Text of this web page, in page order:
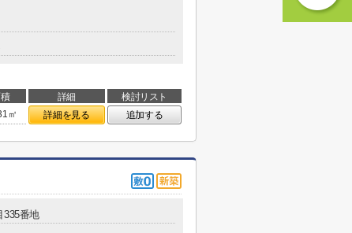
詳細
検討リスト
㎡ 詳細を見る 追加する
335番地